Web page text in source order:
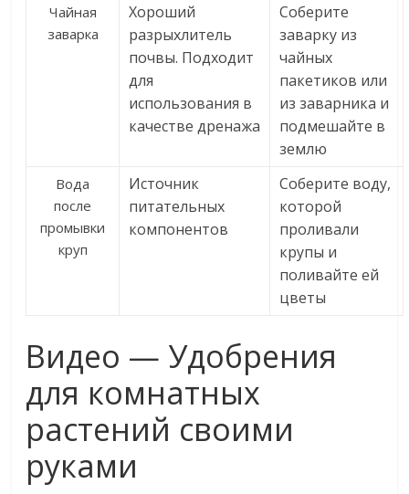
Чайная
заварка
Хороший
разрыхлитель
почвы. Подходит
для
использования в
качестве дренажа
Соберите
заварку из
чайных
пакетиков или
из заварника и
подмешайте в
землю
Вода
после
промывки
круп
Источник
питательных
компонентов
Соберите воду,
которой
проливали
крупы и
поливайте ей
цветы
Видео — Удобрения
для комнатных
растений своими
руками